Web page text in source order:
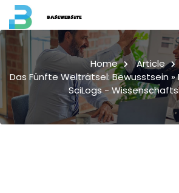
Home
Article
Das Fünfte Welträtsel: Bewusstsein »
SciLogs -